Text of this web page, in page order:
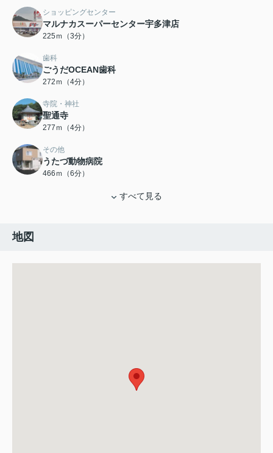
ショッピングセンター
マルナカスーパーセンター宇多津店
225ｍ（3分）
歯科
ごうだOCEAN歯科
272ｍ（4分）
寺院・神社
聖通寺
277ｍ（4分）
その他
うたづ動物病院
466ｍ（6分）
すべて見る
地図